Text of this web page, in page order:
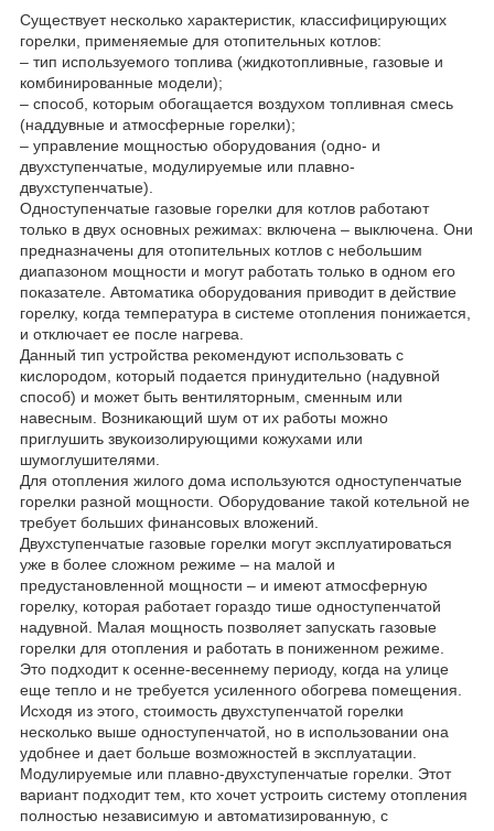
Существует несколько характеристик, классифицирующих
горелки, применяемые для отопительных котлов:
– тип используемого топлива (жидкотопливные, газовые и
комбинированные модели);
– способ, которым обогащается воздухом топливная смесь
(наддувные и атмосферные горелки);
– управление мощностью оборудования (одно- и
двухступенчатые, модулируемые или плавно-
двухступенчатые).
Одноступенчатые газовые горелки для котлов работают
только в двух основных режимах: включена – выключена. Они
предназначены для отопительных котлов с небольшим
диапазоном мощности и могут работать только в одном его
показателе. Автоматика оборудования приводит в действие
горелку, когда температура в системе отопления понижается,
и отключает ее после нагрева.
Данный тип устройства рекомендуют использовать с
кислородом, который подается принудительно (надувной
способ) и может быть вентиляторным, сменным или
навесным. Возникающий шум от их работы можно
приглушить звукоизолирующими кожухами или
шумоглушителями.
Для отопления жилого дома используются одноступенчатые
горелки разной мощности. Оборудование такой котельной не
требует больших финансовых вложений.
Двухступенчатые газовые горелки могут эксплуатироваться
уже в более сложном режиме – на малой и
предустановленной мощности – и имеют атмосферную
горелку, которая работает гораздо тише одноступенчатой
надувной. Малая мощность позволяет запускать газовые
горелки для отопления и работать в пониженном режиме.
Это подходит к осенне-весеннему периоду, когда на улице
еще тепло и не требуется усиленного обогрева помещения.
Исходя из этого, стоимость двухступенчатой горелки
несколько выше одноступенчатой, но в использовании она
удобнее и дает больше возможностей в эксплуатации.
Модулируемые или плавно-двухступенчатые горелки. Этот
вариант подходит тем, кто хочет устроить систему отопления
полностью независимую и автоматизированную, с